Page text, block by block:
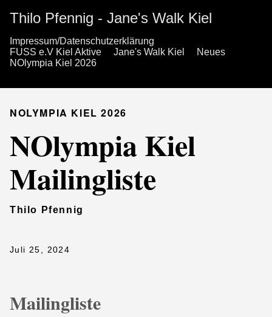
Thilo Pfennig - Jane's Walk Kiel
Impressum/Datenschutzerklärung
FUSS e.V Kiel Aktive
Jane's Walk Kiel
Neues
NOlympia Kiel 2026
NOLYMPIA KIEL 2026
NOlympia Kiel
Mailingliste
Thilo Pfennig
Juli 25, 2024
Mailingliste